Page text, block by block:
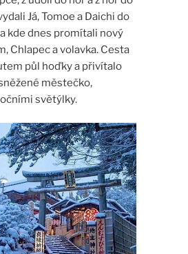
Já, Tomoe a Daichi do
kde dnes promítali nový
Chlapec a volavka. Cesta
půl hoďky a přivítalo
městečko,
světýlky.